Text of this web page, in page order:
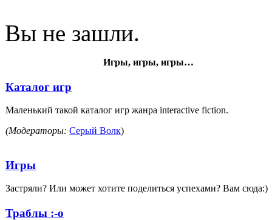
Вы не зашли.
Игры, игры, игры…
Каталог игр
Маленький такой каталог игр жанра interaсtive fiction.
(Модераторы: Серый Волк)
Игры
Застряли? Или может хотите поделиться успехами? Вам сюда:)
Траблы :-o